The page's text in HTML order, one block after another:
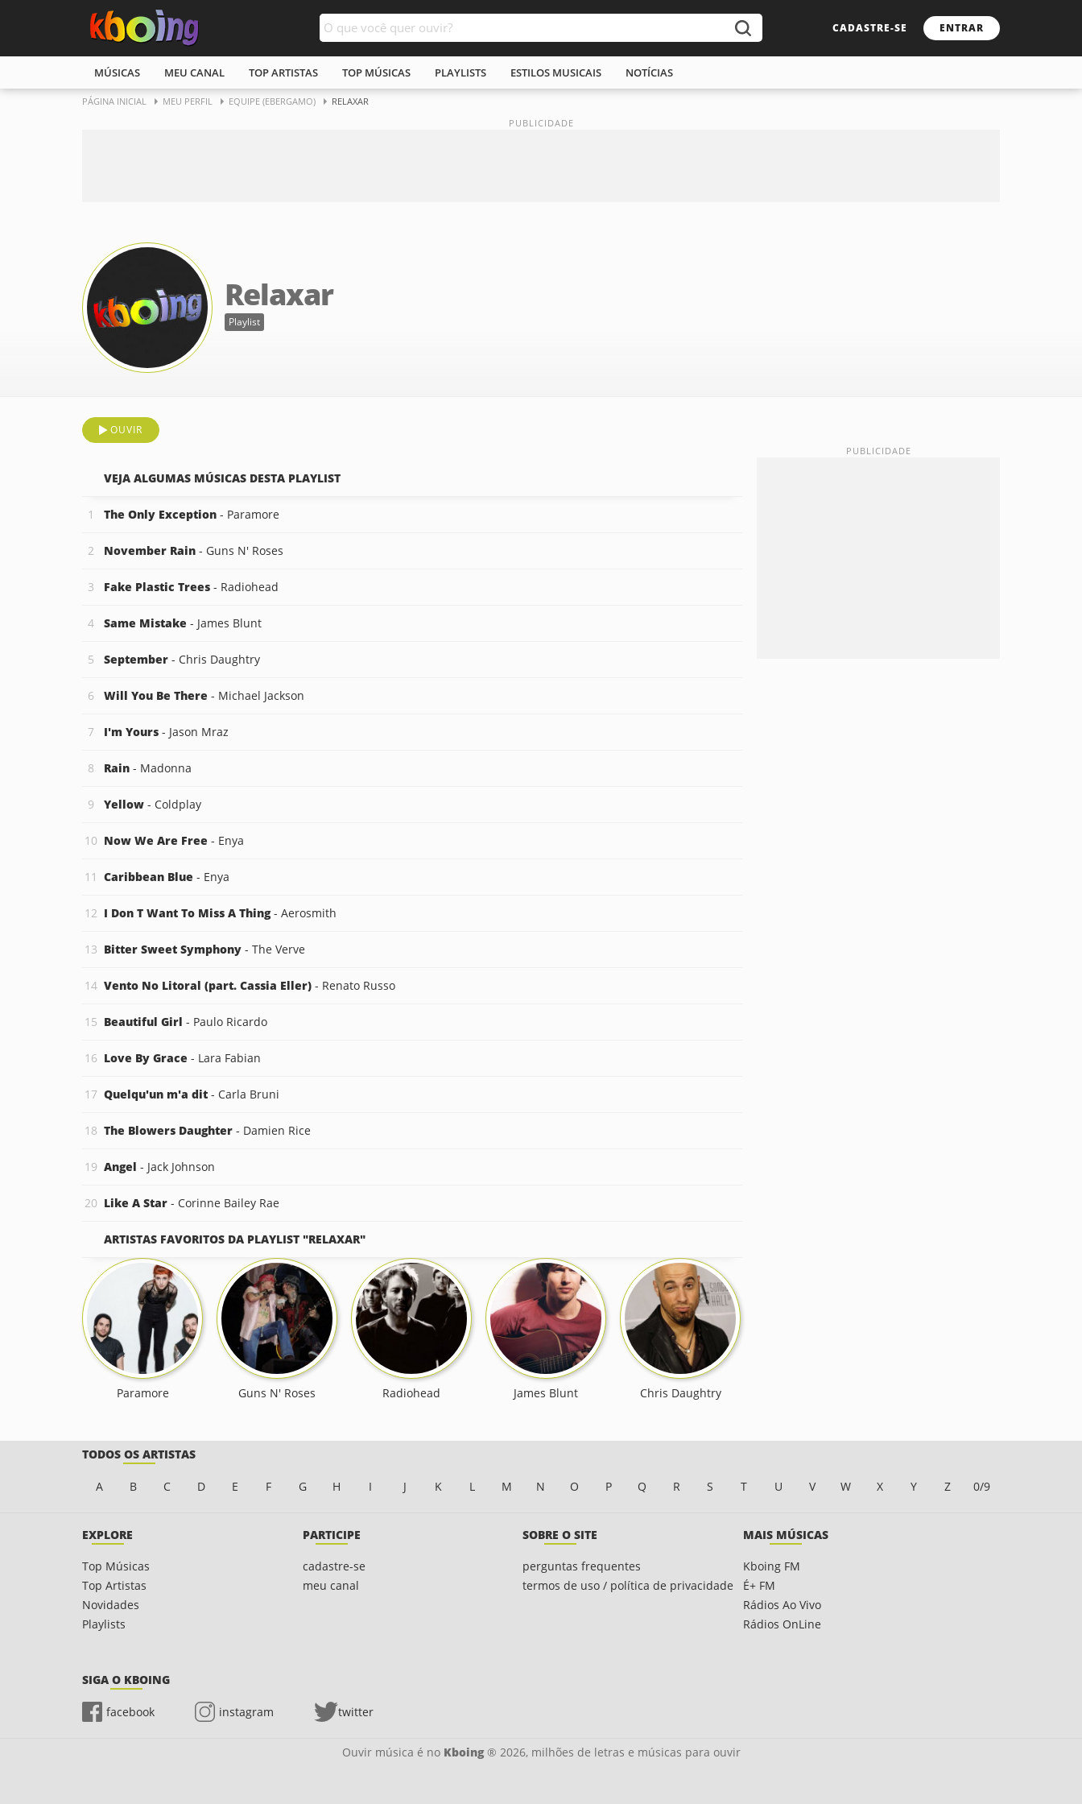
CADASTRE-SE ENTRAR
MÚSICAS MEU CANAL TOP ARTISTAS TOP MÚSICAS PLAYLISTS ESTILOS MUSICAIS NOTÍCIAS
PÁGINA INICIAL MEU PERFIL EQUIPE (EBERGAMO) RELAXAR
Relaxar
Playlist
OUVIR
VEJA ALGUMAS MÚSICAS DESTA PLAYLIST
The Only Exception - Paramore
November Rain - Guns N' Roses
Fake Plastic Trees - Radiohead
Same Mistake - James Blunt
September - Chris Daughtry
Will You Be There - Michael Jackson
I'm Yours - Jason Mraz
Rain - Madonna
Yellow - Coldplay
Now We Are Free - Enya
Caribbean Blue - Enya
I Don T Want To Miss A Thing- Aerosmith
Bitter Sweet Symphony - The Verve
Vento No Litoral (part. Cassia Eller) - Renato Russo
Beautiful Girl - Paulo Ricardo
Love By Grace - Lara Fabian
Quelqu'un m'a dit - Carla Bruni
The Blowers Daughter - Damien Rice
Angel - Jack Johnson
Like A Star - Corinne Bailey Rae
ARTISTAS FAVORITOS DA PLAYLIST "RELAXAR"
Paramore Guns N' Roses Radiohead James Blunt Chris Daughtry
TODOS OS ARTISTAS
A B C D E F G H I J K L M N O P Q R S T U V W X Y Z 0/9
EXPLORE
Top Músicas
Top Artistas
Novidades
Playlists
PARTICIPE
cadastre-se
meu canal
SOBRE O SITE
perguntas frequentes
termos de uso / política de privacidade
MAIS MÚSICAS
Kboing FM
É+ FM
Rádios Ao Vivo
Rádios OnLine
SIGA O KBOING
facebook instagram twitter
Ouvir música é no Kboing® 2026, milhões de letras e músicas para ouvir